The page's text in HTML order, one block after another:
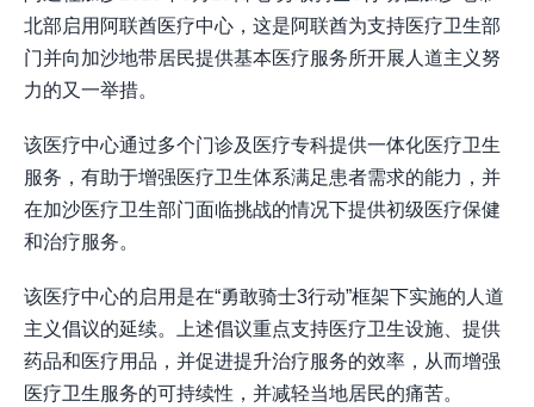
北部启用阿联酋医疗中心，这是阿联酋为支持医疗卫生部
门并向加沙地带居民提供基本医疗服务所开展人道主义努
力的又一举措。
该医疗中心通过多个门诊及医疗专科提供一体化医疗卫生
服务，有助于增强医疗卫生体系满足患者需求的能力，并
在加沙医疗卫生部门面临挑战的情况下提供初级医疗保健
和治疗服务。
该医疗中心的启用是在“勇敢骑士3行动”框架下实施的人道
主义倡议的延续。上述倡议重点支持医疗卫生设施、提供
药品和医疗用品，并促进提升治疗服务的效率，从而增强
医疗卫生服务的可持续性，并减轻当地居民的痛苦。